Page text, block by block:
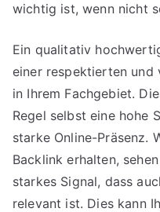
wichtig ist, wenn nicht
Ein qualitativ
einer respektierten und
in Ihrem Fachgebiet.
Regel selbst eine hohe
starke Online-Präsenz.
Backlink erhalten,
starkes Signal, dass
relevant ist. Dies kann